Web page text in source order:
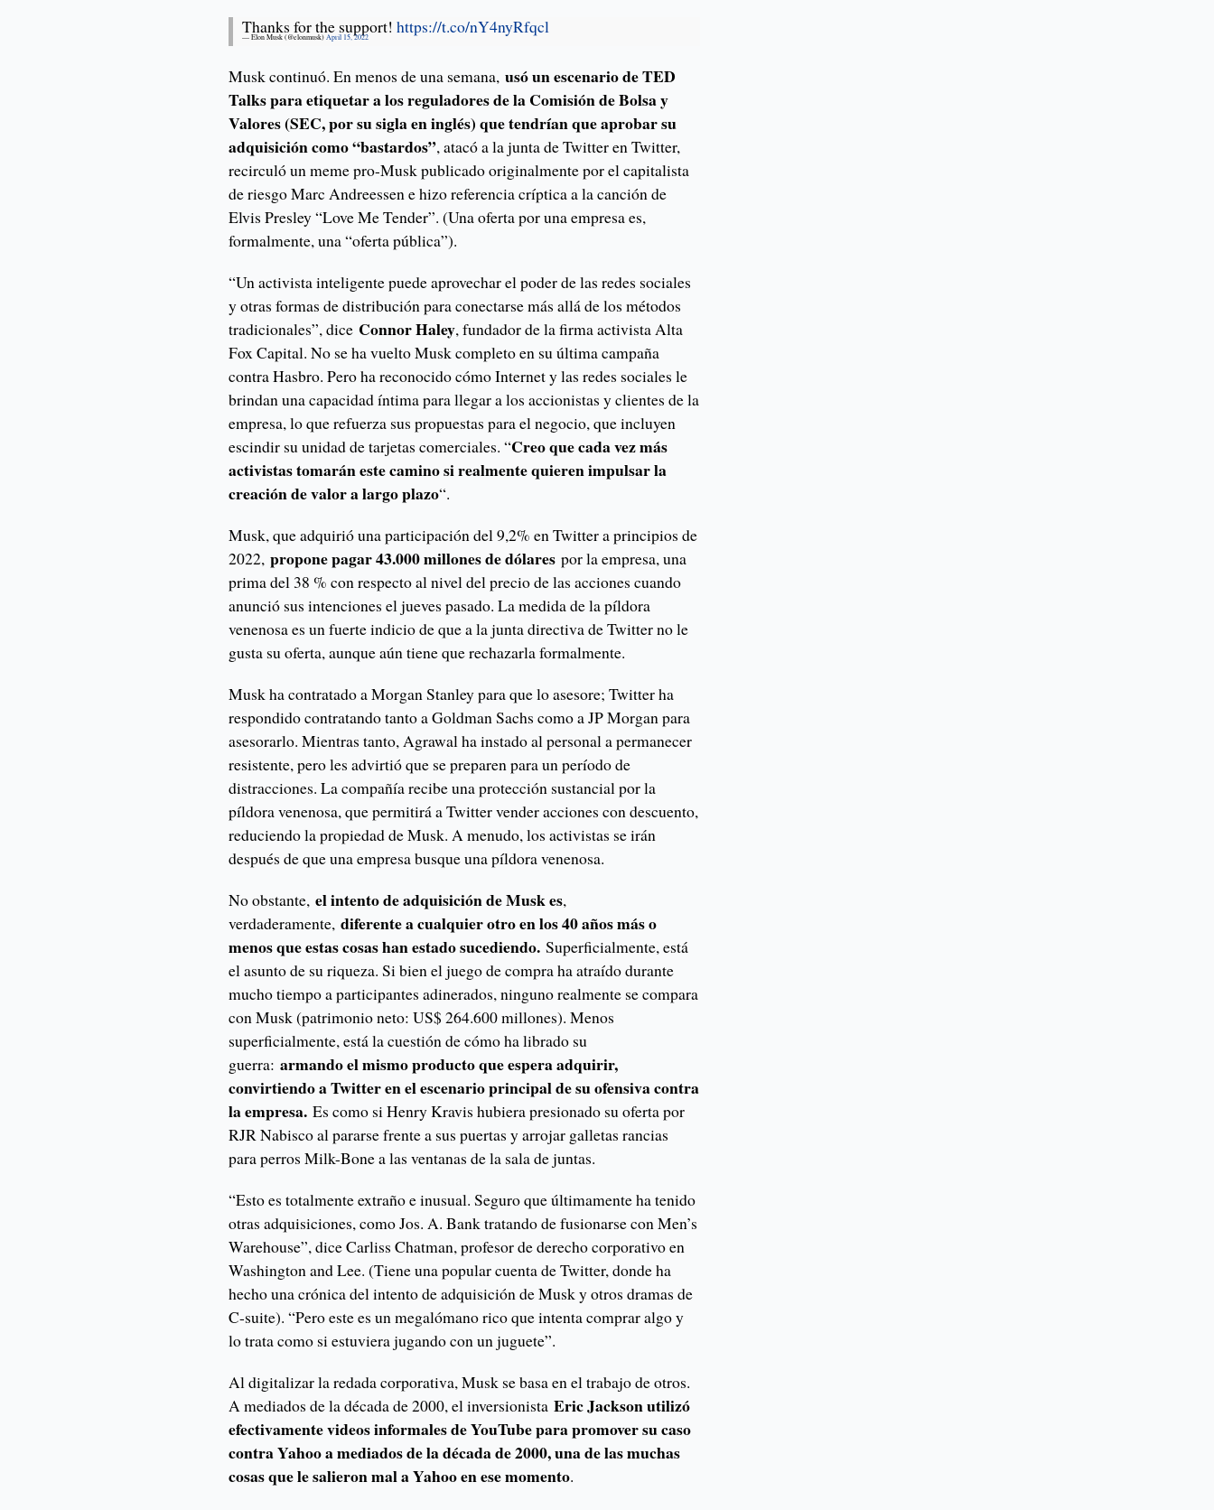
Thanks for the support!https://t.co/nY4nyRfqcl
— Elon Musk (@elonmusk)April 15, 2022
Musk continuó. En menos de una semana,usó un escenario de TED
Talks para etiquetar a los reguladores de la Comisión de Bolsa y
Valores (SEC, por su sigla en inglés) que tendrían que aprobar su
adquisición como “bastardos”, atacó a la junta de Twitter en Twitter,
recirculó un meme pro-Musk publicado originalmente por el capitalista
de riesgo Marc Andreessen e hizo referencia críptica a la canción de
Elvis Presley “Love Me Tender”. (Una oferta por una empresa es,
formalmente, una “oferta pública”).
“Un activista inteligente puede aprovechar el poder de las redes sociales
y otras formas de distribución para conectarse más allá de los métodos
tradicionales”, dice Connor Haley, fundador de la firma activista Alta
Fox Capital. No se ha vuelto Musk completo en su última campaña
contra Hasbro. Pero ha reconocido cómo Internet y las redes sociales le
brindan una capacidad íntima para llegar a los accionistas y clientes de la
empresa, lo que refuerza sus propuestas para el negocio, que incluyen
escindir su unidad de tarjetas comerciales. “Creo que cada vez más
activistas tomarán este camino si realmente quieren impulsar la
creación de valor a largo plazo“.
Musk, que adquirió una participación del 9,2% en Twitter a principios de
2022, propone pagar 43.000 millones de dólarespor la empresa, una
prima del 38 % con respecto al nivel del precio de las acciones cuando
anunció sus intenciones el jueves pasado. La medida de la píldora
venenosa es un fuerte indicio de que a la junta directiva de Twitter no le
gusta su oferta, aunque aún tiene que rechazarla formalmente.
Musk ha contratado a Morgan Stanley para que lo asesore; Twitter ha
respondido contratando tanto a Goldman Sachs como a JP Morgan para
asesorarlo. Mientras tanto, Agrawal ha instado al personal a permanecer
resistente, pero les advirtió que se preparen para un período de
distracciones. La compañía recibe una protección sustancial por la
píldora venenosa, que permitirá a Twitter vender acciones con descuento,
reduciendo la propiedad de Musk. A menudo, los activistas se irán
después de que una empresa busque una píldora venenosa.
No obstante,el intento de adquisición de Musk es,
verdaderamente,diferente a cualquier otro en los 40 años más o
menos que estas cosas han estado sucediendo.Superficialmente, está
el asunto de su riqueza. Si bien el juego de compra ha atraído durante
mucho tiempo a participantes adinerados, ninguno realmente se compara
con Musk (patrimonio neto: US$ 264.600 millones). Menos
superficialmente, está la cuestión de cómo ha librado su
guerra:armando el mismo producto que espera adquirir,
convirtiendo a Twitter en el escenario principal de su ofensiva contra
la empresa. Es como si Henry Kravis hubiera presionado su oferta por
RJR Nabisco al pararse frente a sus puertas y arrojar galletas rancias
para perros Milk-Bone a las ventanas de la sala de juntas.
“Esto es totalmente extraño e inusual. Seguro que últimamente ha tenido
otras adquisiciones, como Jos. A. Bank tratando de fusionarse con Men’s
Warehouse”, dice Carliss Chatman, profesor de derecho corporativo en
Washington and Lee. (Tiene una popular cuenta de Twitter, donde ha
hecho una crónica del intento de adquisición de Musk y otros dramas de
C-suite). “Pero este es un megalómano rico que intenta comprar algo y
lo trata como si estuviera jugando con un juguete”.
Al digitalizar la redada corporativa, Musk se basa en el trabajo de otros.
A mediados de la década de 2000, el inversionistaEric Jackson utilizó
efectivamente videos informales de YouTube para promover su caso
contra Yahoo a mediados de la década de 2000, una de las muchas
cosas que le salieron mal a Yahoo en ese momento.